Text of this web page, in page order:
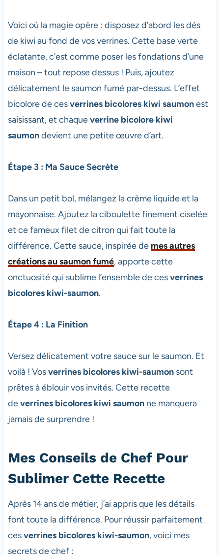
Voici où la magie opère : disposez d’abord les dés
de kiwi au fond de vos verrines. Cette base verte
éclatante, c’est comme poser les fondations d’une
maison – tout repose dessus ! Puis, ajoutez
délicatement le saumon fumé par-dessus. L’effet
bicolore de cesverrines bicolores kiwi saumonest
saisissant, et chaqueverrine bicolore kiwi
saumondevient une petite œuvre d’art.
Étape 3 : Ma Sauce Secrète
Dans un petit bol, mélangez la crème liquide et la
mayonnaise. Ajoutez la ciboulette finement ciselée
et ce fameux filet de citron qui fait toute la
différence. Cette sauce, inspirée de mes autres
créations au saumon fumé, apporte cette
onctuosité qui sublime l’ensemble de cesverrines
bicolores kiwi-saumon.
Étape 4 : La Finition
Versez délicatement votre sauce sur le saumon. Et
voilà ! Vosverrines bicolores kiwi-saumonsont
prêtes à éblouir vos invités. Cette recette
deverrines bicolores kiwi saumonne manquera
jamais de surprendre !
Mes Conseils de Chef Pour
Sublimer Cette Recette
Après 14 ans de métier, j’ai appris que les détails
font toute la différence. Pour réussir parfaitement
cesverrines bicolores kiwi-saumon, voici mes
secrets de chef :